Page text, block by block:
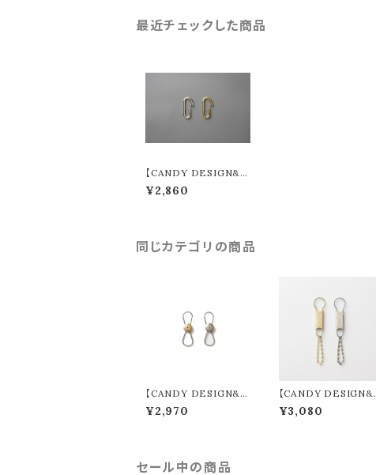
最近チェックした商品
【CANDY DESIGN&
WORKS】 Raff ラフ (2
colors) CHW-10
¥2,860
同じカテゴリの商品
【CANDY DESIGN&
WORKS】 Maverick R
evolving Keyring (2
¥2,970
【CANDY DESIGN&
WORKS】 Gordon Pa
ttern W/C (2colors)
¥3,080
セール中の商品